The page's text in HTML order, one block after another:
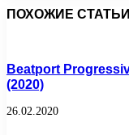
ПОХОЖИЕ СТАТЬИ
Beatport
(2020)
26.02.2020